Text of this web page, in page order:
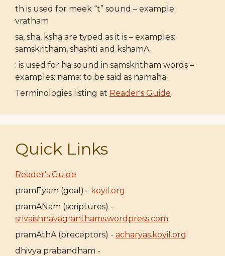
th is used for meek “t” sound – example:
vratham
sa, sha, ksha are typed as it is – examples:
samskritham, shashti and kshamA
: is used for ha sound in samskritham words –
examples: nama: to be said as namaha
Terminologies listing at Reader's Guide
Quick Links
Reader's Guide
pramEyam (goal) - koyil.org
pramANam (scriptures) -
srivaishnavagranthams.wordpress.com
pramAthA (preceptors) - acharyas.koyil.org
dhivya prabandham -